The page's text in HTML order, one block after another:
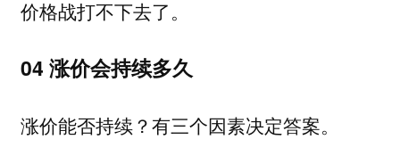
价格战打不下去了。
04 涨价会持续多久
涨价能否持续？有三个因素决定答案。